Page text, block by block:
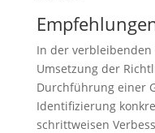
In der
Umsetzung der
Durchführung einer
Identifizierung
schrittweisen